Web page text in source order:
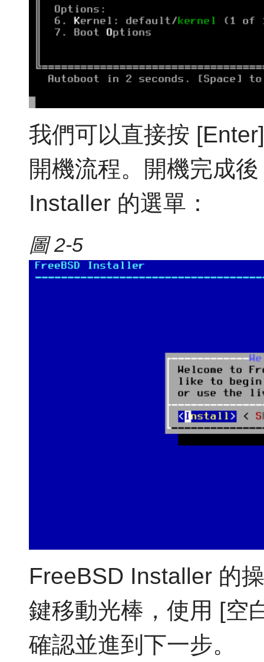
我們可以直接按
開機流程。開機完成
Installer 的選單：
圖 2-5
FreeBSD Installer 的
鍵移動光棒，使用 [空
確認並進到下一步。